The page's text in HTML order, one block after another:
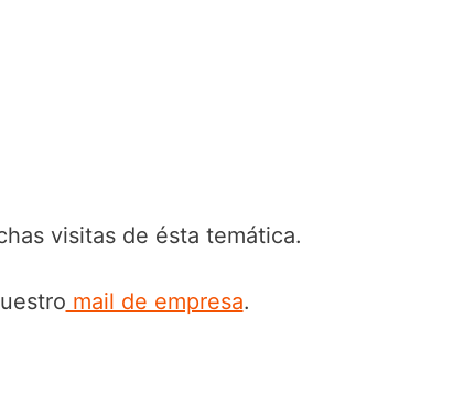
visitas de ésta temática.
mail de empresa.